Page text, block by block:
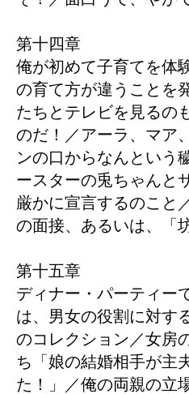
第十四章
俺が初めて子育てを体
の育て方が違うことを
たちとテレビを見るの
のだ！／アーラ、マア
ンの口からなんという
ースターの兎ちゃんと
厳かに宣言するのこと
の面接、あるいは、「
第十五章
ディナー・パーティー
は、男女の役割に対す
のコレクション／女房
ち「娘の結婚相手が主
た！」／俺の両親の立